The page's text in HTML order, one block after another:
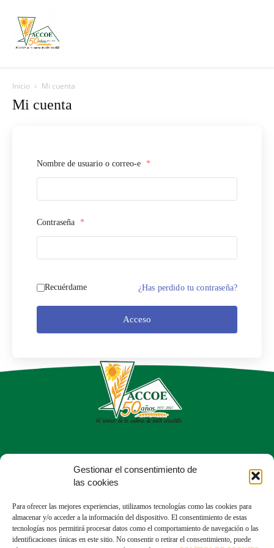
Gestionar el consentimiento de
las cookies
Para ofrecer las mejores experiencias, utilizamos tecnologías como las cookies para
almacenar y/o acceder a la información del dispositivo. El consentimiento de estas
tecnologías nos permitirá procesar datos como el comportamiento de navegación o las
identificaciones únicas en este sitio. No consentir o retirar el consentimiento, puede
Inicio Mi cuenta
Mi cuenta
Nombre de usuario o correo-e *
Contraseña *
Recuérdame ¿Has perdido tu contraseña?
Acceso
Calle del Dr. Fleming, 56, Chamartín
28036 Madrid
913 50 43 05